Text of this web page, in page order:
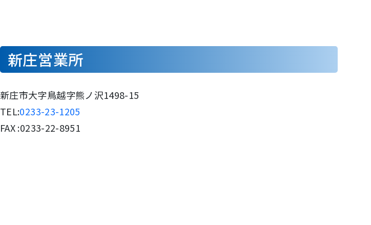
新庄営業所
新庄市大字鳥越字熊ノ沢1498-15
TEL:0233-23-1205
FAX :0233-22-8951